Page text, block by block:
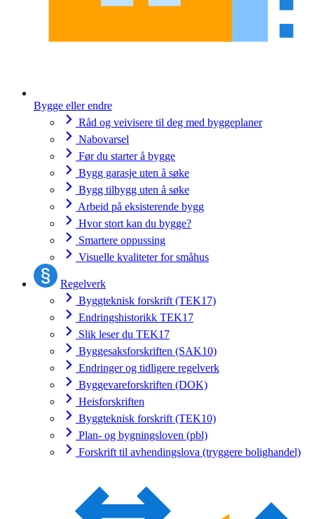
Bygge eller endre
Råd og veivisere til deg med byggeplaner
Nabovarsel
Før du starter å bygge
Bygg garasje uten å søke
Bygg tilbygg uten å søke
Arbeid på eksisterende bygg
Hvor stort kan du bygge?
Smartere oppussing
Visuelle kvaliteter for småhus
Regelverk
Byggteknisk forskrift (TEK17)
Endringshistorikk TEK17
Slik leser du TEK17
Byggesaksforskriften (SAK10)
Endringer og tidligere regelverk
Byggevareforskriften (DOK)
Heisforskriften
Byggteknisk forskrift (TEK10)
Plan- og bygningsloven (pbl)
Forskrift til avhendingslova (tryggere bolighandel)